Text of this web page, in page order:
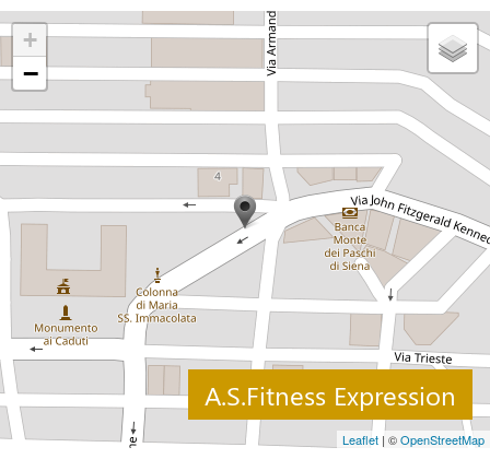
+
−
Leaflet | ©OpenStreetMap
A.S.Fitness Expression